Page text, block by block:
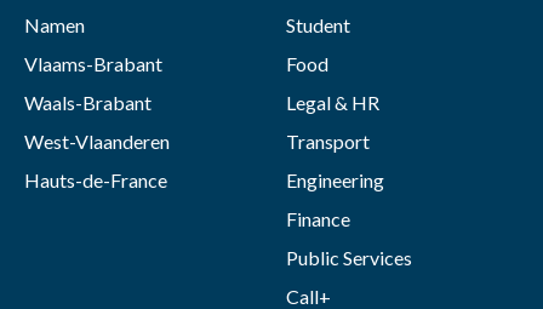
Namen
Vlaams-Brabant
Waals-Brabant
West-Vlaanderen
Hauts-de-France
Student
Food
Legal & HR
Transport
Engineering
Finance
Public Services
Call+